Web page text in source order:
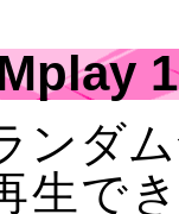
ンダ
生で